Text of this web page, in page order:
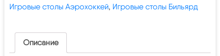
Игровые столы Аэрохоккей, Игровые столы Бильярд
Описание